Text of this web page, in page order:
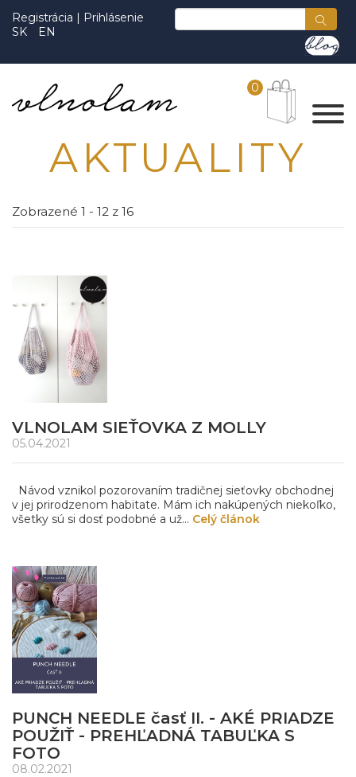
Registrácia | Prihlásenie
SK
EN
0
AKTUALITY
Zobrazené 1 - 12 z 16
VLNOLAM SIEŤOVKA Z MOLLY
05.04.2021
Návod vznikol pozorovaním tradičnej sieťovky obchodnej
v jej prirodzenom habitate. Mám ich nakúpených niekoľko,
všetky sú si dosť podobné a už... Celý článok
PUNCH NEEDLE časť II. - AKÉ PRIADZE
POUŽIŤ - PREHĽADNÁ TABUĽKA S
FOTO
08.02.2021